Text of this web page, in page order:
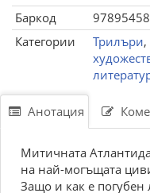
Баркод
Категории
Трилъри,
Анотация
Митичната
на най-могъщата
Защо и как е погубен